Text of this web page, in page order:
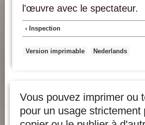
l'œuvre avec le spectateur.
‹ Inspection
Version imprimable Nederlands
Vous pouvez imprimer ou
pour un usage